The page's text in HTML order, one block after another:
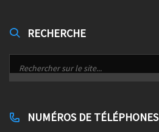
RECHERCHE
NUMÉROS DE TÉLÉPHONES